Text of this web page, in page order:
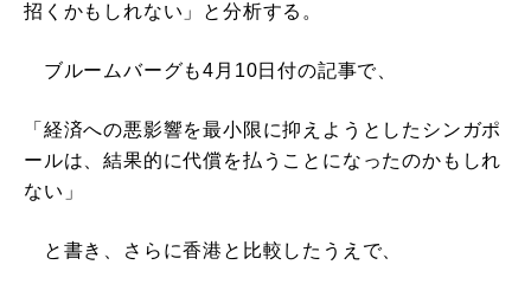
招くかもしれない」と分析する。
ブルームバーグも4月10日付の記事で、
「経済への悪影響を最小限に抑えようとしたシンガポ
ールは、結果的に代償を払うことになったのかもしれ
ない」
と書き、さらに香港と比較したうえで、